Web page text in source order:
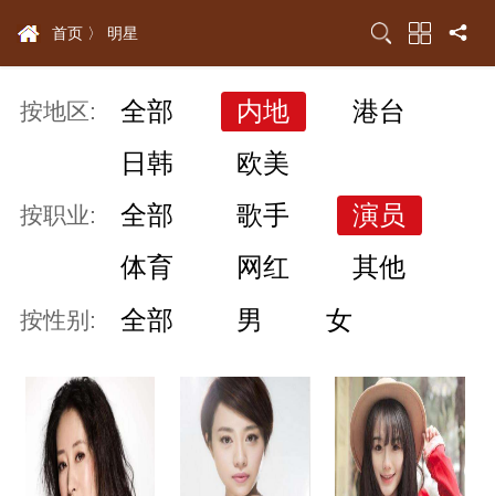
首页 〉 明星
按地区: 全部 内地
港台
日韩
欧美
按职业: 全部 歌手
演员
体育
网红 其他
按性别: 全部 男 女